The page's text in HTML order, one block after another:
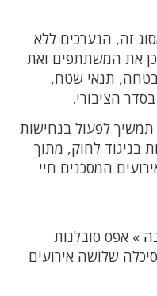
זה, הנערכים ללא
את המשתתפים ואת
תנאי שטח,
הציבורי.
לפעול בנחישות
בניגוד לחוק, מתוך
המסכנים חיי
» אפס סובלנות
שלושה אירועים